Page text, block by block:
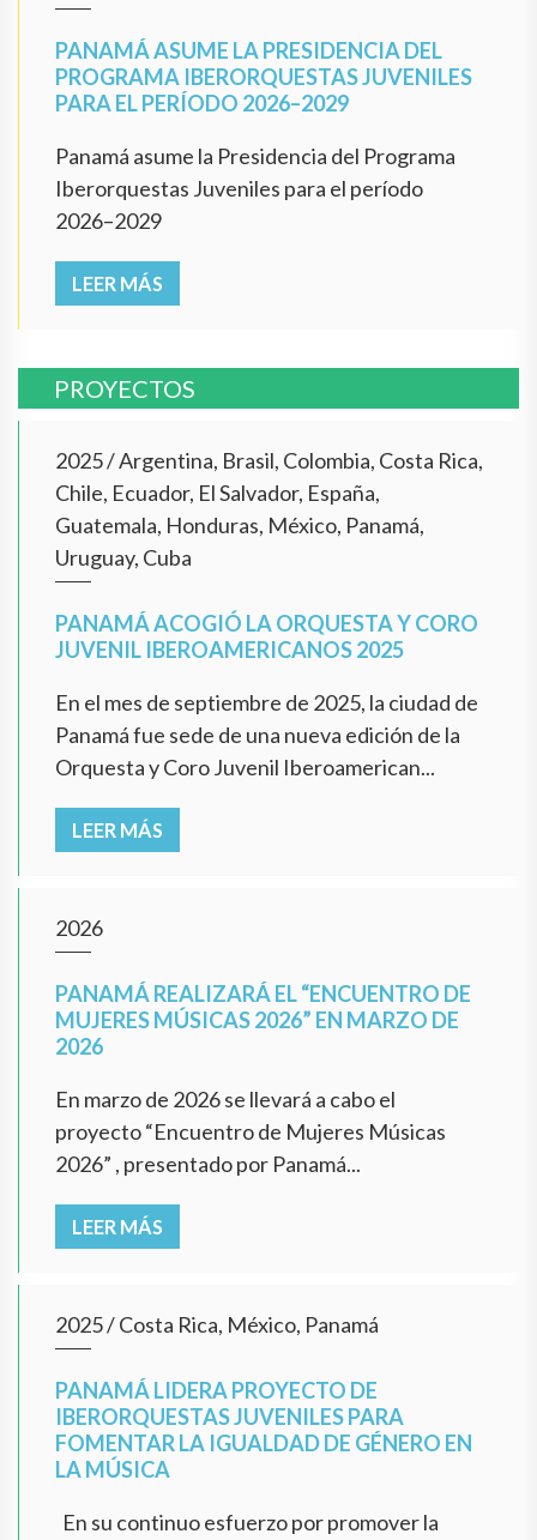
PANAMÁ ASUME LA PRESIDENCIA DEL
PROGRAMA IBERORQUESTAS JUVENILES
PARA EL PERÍODO 2026–2029
Panamá asume la Presidencia del Programa
Iberorquestas Juveniles para el período
2026–2029
LEER MÁS
PROYECTOS
2025/Argentina, Brasil, Colombia, Costa Rica,
Chile, Ecuador, El Salvador, España,
Guatemala, Honduras, México, Panamá,
Uruguay, Cuba
PANAMÁ ACOGIÓ LA ORQUESTA Y CORO
JUVENIL IBEROAMERICANOS 2025
En el mes de septiembre de 2025, la ciudad de
Panamá fue sede de una nueva edición de la
Orquesta y Coro Juvenil Iberoamerican...
LEER MÁS
2026
PANAMÁ REALIZARÁ EL “ENCUENTRO DE
MUJERES MÚSICAS 2026” EN MARZO DE
2026
En marzo de 2026 se llevará a cabo el
proyecto “Encuentro de Mujeres Músicas
2026” , presentado por Panamá...
LEER MÁS
2025/Costa Rica, México, Panamá
PANAMÁ LIDERA PROYECTO DE
IBERORQUESTAS JUVENILES PARA
FOMENTAR LA IGUALDAD DE GÉNERO EN
LA MÚSICA
En su continuo esfuerzo por promover la